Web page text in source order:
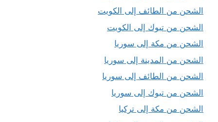
الشحن من الطائف إلى الكويت
الشحن من تبوك إلى الكويت
الشحن من مكة إلى سوريا
الشحن من المدينة إلى سوريا
الشحن من الطائف إلى سوريا
الشحن من تبوك إلى سوريا
الشحن من مكة إلى تركيا